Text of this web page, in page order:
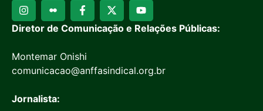
Diretor de Comunicação e Relações Públicas:
Montemar Onishi
comunicacao@anffasindical.org.br
Jornalista: